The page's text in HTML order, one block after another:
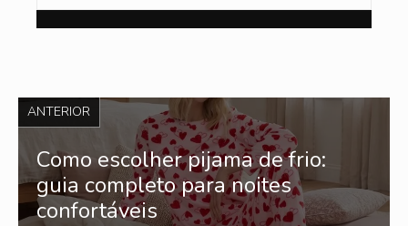
ANTERIOR
Como escolher pijama de frio:
guia completo para noites
confortáveis